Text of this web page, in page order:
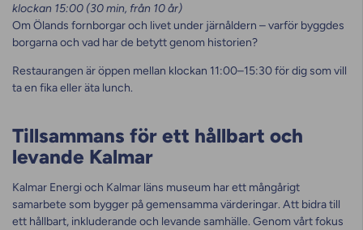
klockan 15:00 (30 min, från 10 år)
Om Ölands fornborgar och livet under järnåldern – varför byggdes
borgarna och vad har de betytt genom historien?
Restaurangen är öppen mellan klockan 11:00–15:30 för dig som vill
ta en fika eller äta lunch.
Tillsammans för ett hållbart och
levande Kalmar
Kalmar Energi och Kalmar läns museum har ett mångårigt
samarbete som bygger på gemensamma värderingar. Att bidra till
ett hållbart, inkluderande och levande samhälle. Genom vårt fokus